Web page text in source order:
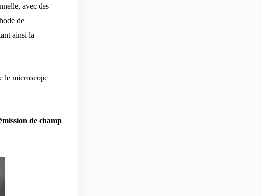
avec des
de
ainsi la
le microscope
de champ